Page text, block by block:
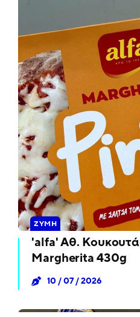
ΖΎΜΗ
'alfa' Αθ.
Margherita 430g
10 / 07 / 2026